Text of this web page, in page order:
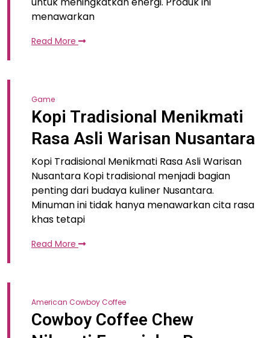
menawarkan
Read More
Game
Kopi Tradisional Menikmati
Rasa Asli Warisan Nusantara
Kopi Tradisional Menikmati Rasa Asli Warisan
Nusantara Kopi tradisional menjadi bagian
penting dari budaya kuliner Nusantara.
Minuman ini tidak hanya menawarkan cita rasa
khas tetapi
Read More
American Cowboy Coffee
Cowboy Coffee Chew